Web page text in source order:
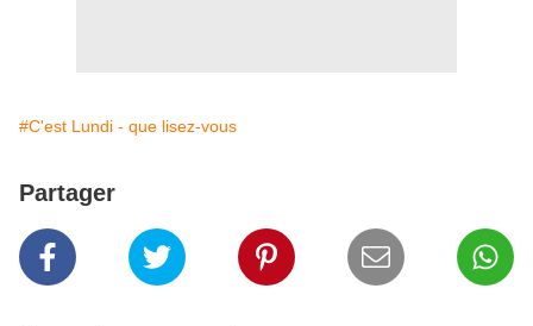
#C'est Lundi - que lisez-vous
Partager